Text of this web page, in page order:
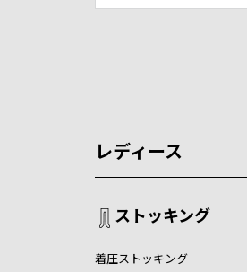
レディース
ストッキング
着圧ストッキング